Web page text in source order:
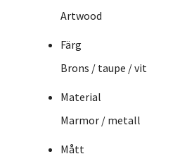
Artwood
Färg
Brons / taupe / vit
Material
Marmor / metall
Mått